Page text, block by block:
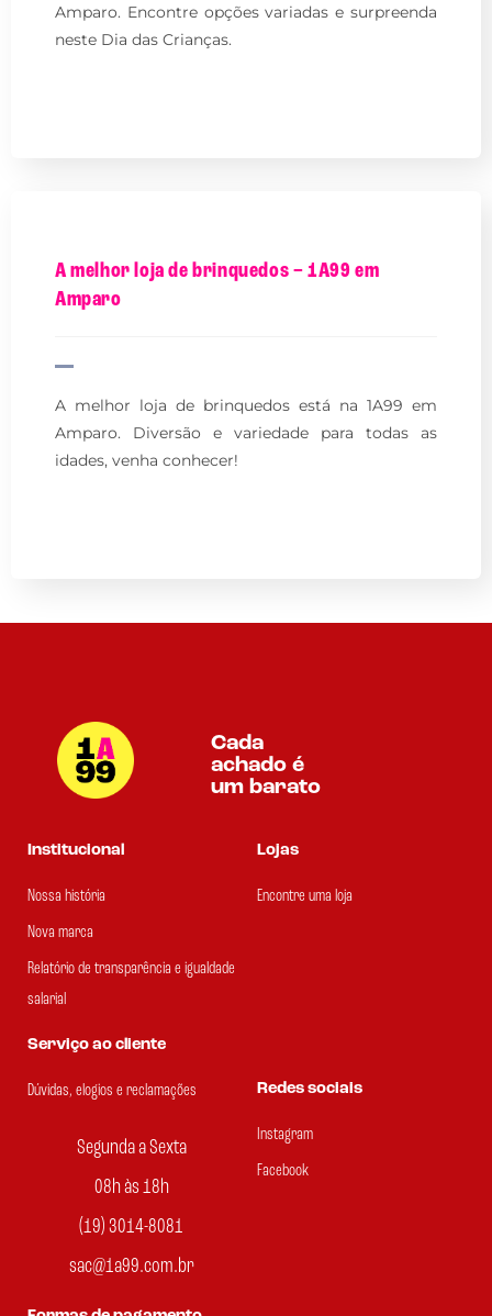
Amparo. Encontre opções variadas e surpreenda
neste Dia das Crianças.
A melhor loja de brinquedos – 1A99 em
Amparo
A melhor loja de brinquedos está na 1A99 em
Amparo. Diversão e variedade para todas as
idades, venha conhecer!
Cada
achado é
um barato
Institucional
Nossa história
Nova marca
Relatório de transparência e igualdade
salarial
Lojas
Encontre uma loja
Serviço ao cliente
Dúvidas, elogios e reclamações
Segunda a Sexta
08h às 18h
(19) 3014-8081
sac@1a99.com.br
Redes sociais
Instagram
Facebook